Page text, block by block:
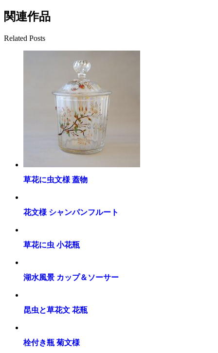
関連作品
Related Posts
草花に虫文様 蓋物
花文様 シャンパンフルート
草花に虫 小花瓶
湖水風景 カップ＆ソーサー
昆虫と草花文 花瓶
栓付き瓶 菊文様